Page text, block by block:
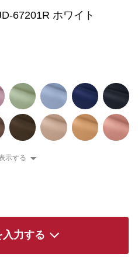
67201R ホワイト
示する
入力する